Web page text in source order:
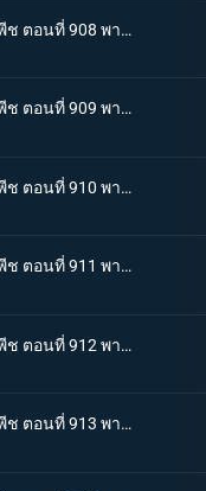
One piece วันพีช ตอนที่ 908 พากย์ไทย เรือสมบัติมาถึงแล้ว ลูฟี่ทาโร่แทนคุณ!
One piece วันพีช ตอนที่ 909 พากย์ไทย สุสานแสนลึกลับ การพบกันอีกครั้งที่ซากปราสาทโอเด้ง!
One piece วันพีช ตอนที่ 910 พากย์ไทย ซามูไรในตำนาน ชายผู้ที่โรเจอร์หลงใหล!
One piece วันพีช ตอนที่ 911 พากย์ไทย เริ่มแผนการลับ เปิดฉากโค่นหนึ่งในสี่จักรพรรดิ
One piece วันพีช ตอนที่ 912 พากย์ไทย ชายผู้แข็งแกร่งที่สุด หัวหน้ากองโจรสุดแกร่งชูเท็นมารุ!
One piece วันพีช ตอนที่ 913 พากย์ไทย พ่ายแพ้อย่างหมดรูป ลมหายใจพิโรธของไคโด!